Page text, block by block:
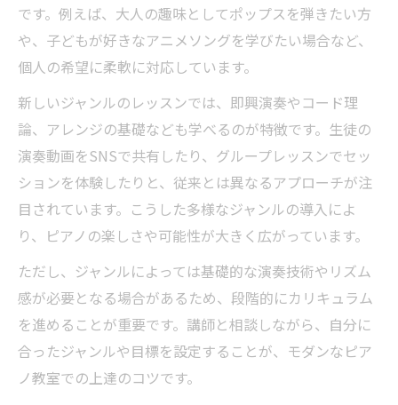
です。例えば、大人の趣味としてポップスを弾きたい方
や、子どもが好きなアニメソングを学びたい場合など、
個人の希望に柔軟に対応しています。
新しいジャンルのレッスンでは、即興演奏やコード理
論、アレンジの基礎なども学べるのが特徴です。生徒の
演奏動画をSNSで共有したり、グループレッスンでセッ
ションを体験したりと、従来とは異なるアプローチが注
目されています。こうした多様なジャンルの導入によ
り、ピアノの楽しさや可能性が大きく広がっています。
ただし、ジャンルによっては基礎的な演奏技術やリズム
感が必要となる場合があるため、段階的にカリキュラム
を進めることが重要です。講師と相談しながら、自分に
合ったジャンルや目標を設定することが、モダンなピア
ノ教室での上達のコツです。